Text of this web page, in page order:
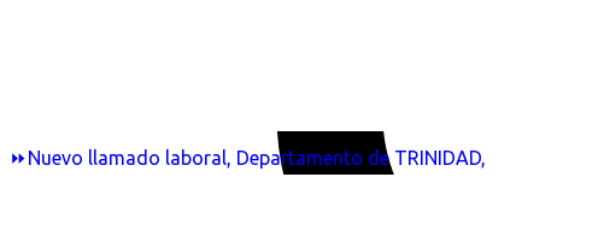
⏩Nuevo llamado laboral, Departamento de TRINIDAD,